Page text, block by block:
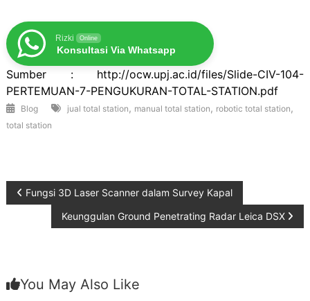
Rizki Online
Konsultasi Via Whatsapp
Sumber : http://ocw.upj.ac.id/files/Slide-CIV-104-
PERTEMUAN-7-PENGUKURAN-TOTAL-STATION.pdf
Blog jual total station , manual total station , robotic total station ,
total station
Post
navigation
Fungsi 3D Laser Scanner dalam Survey Kapal
Keunggulan Ground Penetrating Radar Leica DSX
You May Also Like